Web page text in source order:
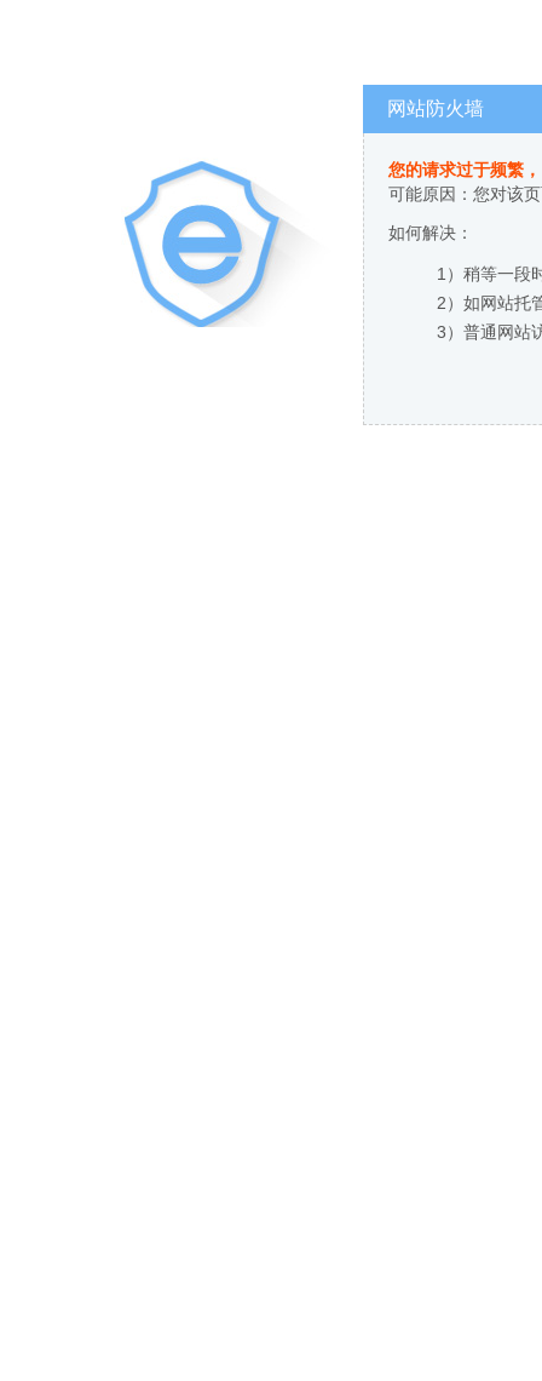
网站防火墙
您的请求过于频繁
可能原因：您对该
如何解决：
1）稍等一段
2）如网站托
3）普通网站